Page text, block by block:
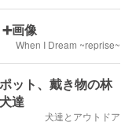
画像
When I Dream ~reprise~
ット、戴き物の林
達
犬達とアウトドア